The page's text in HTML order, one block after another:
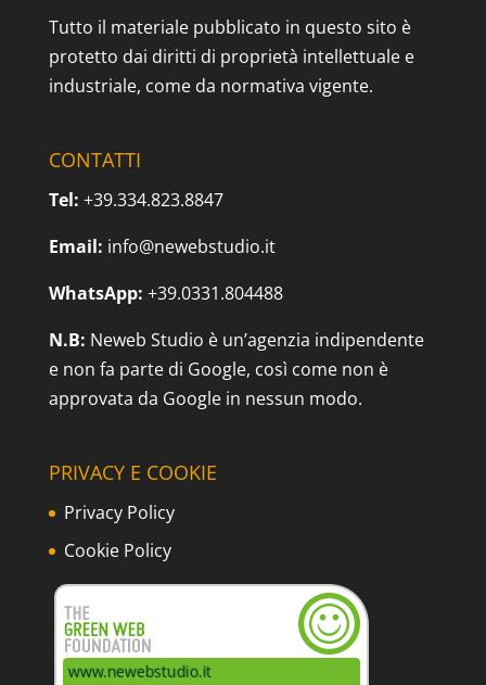
Tutto il materiale pubblicato in questo sito è
protetto dai diritti di proprietà intellettuale e
industriale, come da normativa vigente.
CONTATTI
Tel: +39.334.823.8847
Email: info@newebstudio.it
WhatsApp: +39.0331.804488
N.B: Neweb Studio è un’agenzia indipendente
e non fa parte di Google, così come non è
approvata da Google in nessun modo.
PRIVACY E COOKIE
Privacy Policy
Cookie Policy